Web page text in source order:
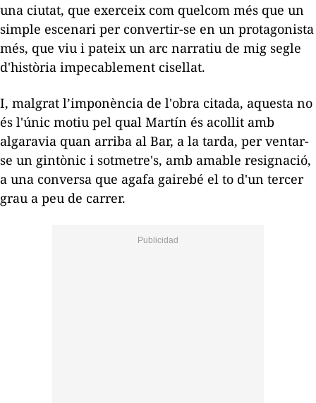
una ciutat, que exerceix com quelcom més que un
simple escenari per convertir-se en un protagonista
més, que viu i pateix un arc narratiu de mig segle
d'història impecablement cisellat.
I, malgrat l’imponència de l'obra citada, aquesta no
és l'únic motiu pel qual Martín és acollit amb
algaravia quan arriba al Bar, a la tarda, per ventar-
se un gintònic i sotmetre's, amb amable resignació,
a una conversa que agafa gairebé el to d'un tercer
grau a peu de carrer.